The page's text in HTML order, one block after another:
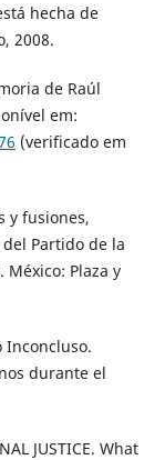
hecha de
2008.
de Raúl
em:
(verificado em
y fusiones,
Partido de la
México: Plaza y
Inconcluso.
durante el
JUSTICE. What